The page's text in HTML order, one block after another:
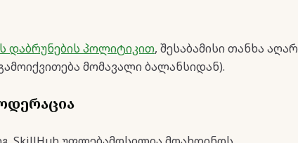
დაბრუნების პოლიტიკით, შესაბამისი თანხა აღარ
მომავალი ბალანსიდან).